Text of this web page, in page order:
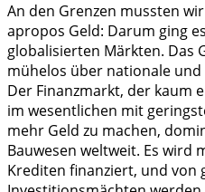
An den Grenzen mussten
apropos Geld: Darum ging
globalisierten Märkten. Das
mühelos über nationale
Der Finanzmarkt, der kaum
im wesentlichen mit
mehr Geld zu machen,
Bauwesen weltweit. Es wird
Krediten finanziert, und von